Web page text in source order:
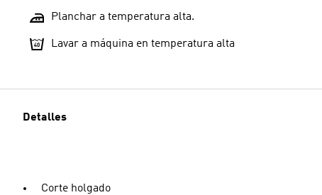
Planchar a temperatura alta.
Lavar a máquina en temperatura alta
Detalles
Corte holgado